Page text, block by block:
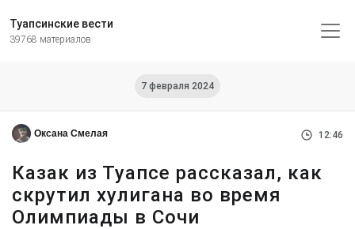
Туапсинские вести
39768 материалов
7 февраля 2024
Оксана Смелая 12:46
Казак из Туапсе рассказал, как
скрутил хулигана во время
Олимпиады в Сочи